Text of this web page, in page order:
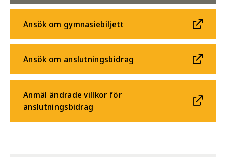
Ansök om gymnasiebiljett
Ansök om anslutningsbidrag
Anmäl ändrade villkor för
anslutningsbidrag